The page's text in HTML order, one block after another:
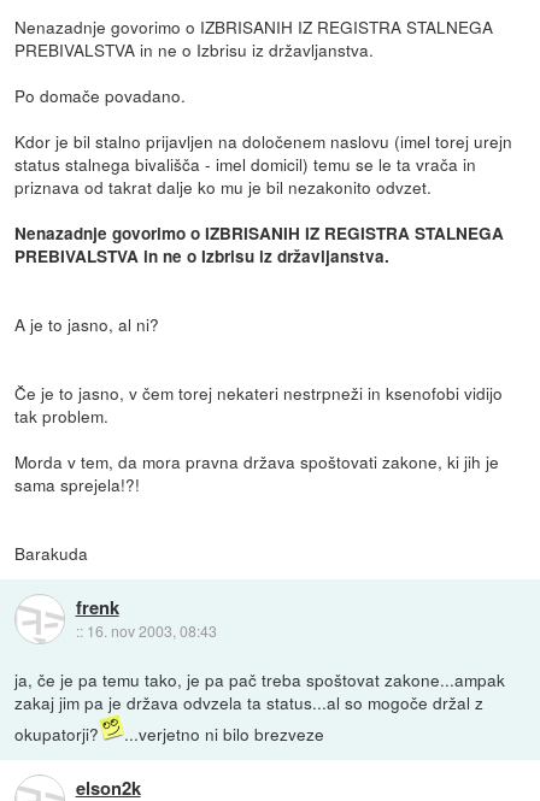
Nenazadnje govorimo o IZBRISANIH IZ REGISTRA STALNEGA
PREBIVALSTVA in ne o Izbrisu iz državljanstva.
Po domače povadano.
Kdor je bil stalno prijavljen na določenem naslovu (imel torej urejn
status stalnega bivališča - imel domicil) temu se le ta vrača in
priznava od takrat dalje ko mu je bil nezakonito odvzet.
Nenazadnje govorimo o IZBRISANIH IZ REGISTRA STALNEGA
PREBIVALSTVA in ne o Izbrisu iz državljanstva.
A je to jasno, al ni?
Če je to jasno, v čem torej nekateri nestrpneži in ksenofobi vidijo
tak problem.
Morda v tem, da mora pravna država spoštovati zakone, ki jih je
sama sprejela!?!
Barakuda
frenk
:: 16. nov 2003, 08:43
ja, če je pa temu tako, je pa pač treba spoštovat zakone...ampak
zakaj jim pa je država odvzela ta status...al so mogoče držal z
okupatorji?
...verjetno ni bilo brezveze
elson2k